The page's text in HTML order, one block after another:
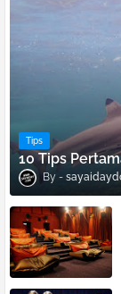
Tips
10 Tips